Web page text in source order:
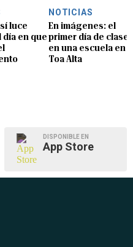
luce
día en que
NOTICIAS
En imágenes: el
primer día de clases
en una escuela en
Toa Alta
DISPONIBLE EN
App Store